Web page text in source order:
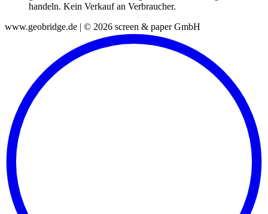
handeln. Kein Verkauf an Verbraucher.
www.geobridge.de | © 2026 screen & paper GmbH